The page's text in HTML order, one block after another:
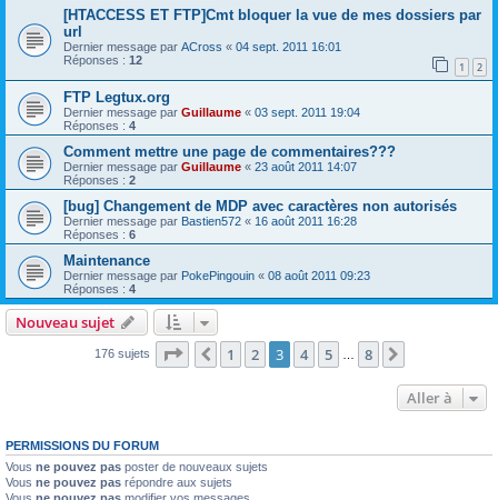
[HTACCESS ET FTP]Cmt bloquer la vue de mes dossiers par
url
Dernier message par ACross « 04 sept. 2011 16:01
Réponses : 12 1 2
FTP Legtux.org
Dernier message par Guillaume « 03 sept. 2011 19:04
Réponses : 4
Comment mettre une page de commentaires???
Dernier message par Guillaume « 23 août 2011 14:07
Réponses : 2
[bug] Changement de MDP avec caractères non autorisés
Dernier message par Bastien572 « 16 août 2011 16:28
Réponses : 6
Maintenance
Dernier message par PokePingouin « 08 août 2011 09:23
Réponses : 4
Nouveau sujet
176 sujets Page sur8
Précédente
1 2 3 4 5 8
Aller à
PERMISSIONS DU FORUM
Vous ne pouvez pas poster de nouveaux sujets
Vous ne pouvez pas répondre aux sujets